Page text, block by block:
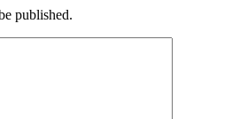
published.